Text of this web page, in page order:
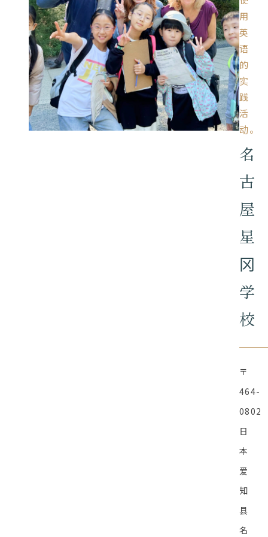
用
英
语
的
实
践
活
动。
名
古
屋
星
冈
学
校
〒
464-
0802
日
本
爱
知
县
名